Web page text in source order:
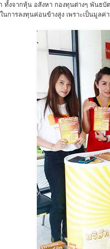
ทั้งจากหุ้น อสังหา กองทุนต่างๆ พันธบั
การลงทุนค่อนข้างสูง เพราะเป็นมูลค่